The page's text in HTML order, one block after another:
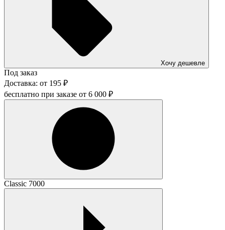
Хочу дешевле
Под заказ
Доставка: от 195 ₽
бесплатно при заказе от 6 000 ₽
Classic 7000